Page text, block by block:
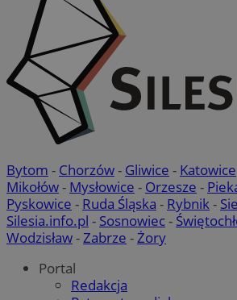
Bytom - Chorzów- Gliwice - Katowice
Mikołów- Mysłowice - Orzesze -
Pyskowice - Ruda Śląska - Rybnik-
Silesia.info.pl - Sosnowiec-
Wodzisław-Zabrze -Żory
Portal
Redakcja